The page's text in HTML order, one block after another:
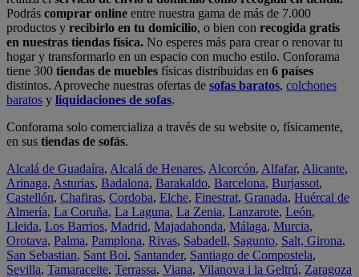
Podrás comprar online entre nuestra gama de más de 7.000
productos y recibirlo en tu domicilio, o bien con recogida gratis
en nuestras tiendas física. No esperes más para crear o renovar tu
hogar y transformarlo en un espacio con mucho estilo. Conforama
tiene 300 tiendas de muebles físicas distribuidas en 6 países
distintos. Aproveche nuestras ofertas de sofas baratos, colchones
baratos y liquidaciones de sofas.
Conforama solo comercializa a través de su website o, físicamente,
en sus tiendas de sofás.
Alcalá de Guadaíra, Alcalá de Henares, Alcorcón, Alfafar, Alicante,
Arinaga, Asturias, Badalona, Barakaldo, Barcelona, Burjassot,
Castellón, Chafiras, Cordoba, Elche, Finestrat, Granada, Huércal de
Almería, La Coruña, La Laguna, La Zenia, Lanzarote, León,
Lleida, Los Barrios, Madrid, Majadahonda, Málaga, Murcia,
Orotava, Palma, Pamplona, Rivas, Sabadell, Sagunto, Salt, Girona,
San Sebastian, Sant Boi, Santander, Santiago de Compostela,
Sevilla, Tamaraceite, Terrassa, Viana, Vilanova i la Geltrú, Zaragoza